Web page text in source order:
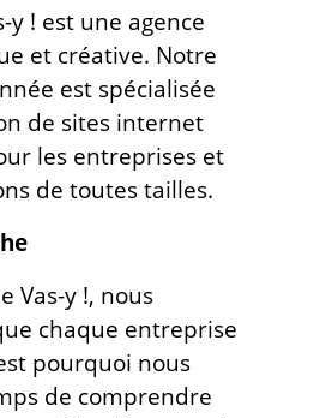
y ! est une agence
et créative. Notre
est spécialisée
de sites internet
les entreprises et
de toutes tailles.
Vas-y !, nous
chaque entreprise
pourquoi nous
de comprendre